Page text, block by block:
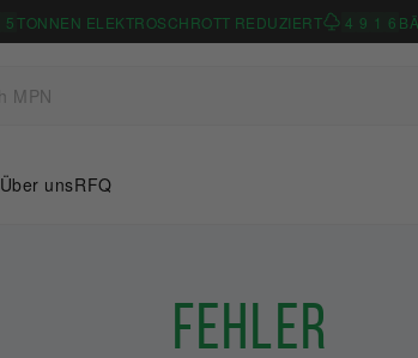
5 TONNEN ELEKTROSCHROTT REDUZIERT 4 9 1 6
Über unsRFQ
Fehler